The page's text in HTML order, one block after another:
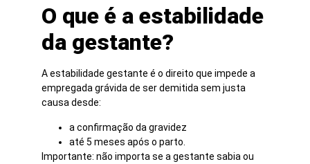
O que é a estabilidade
da gestante?
A estabilidade gestante é o direito que impede a
empregada grávida de ser demitida sem justa
causa desde:
a confirmação da gravidez
até 5 meses após o parto.
Importante: não importa se a gestante sabia ou